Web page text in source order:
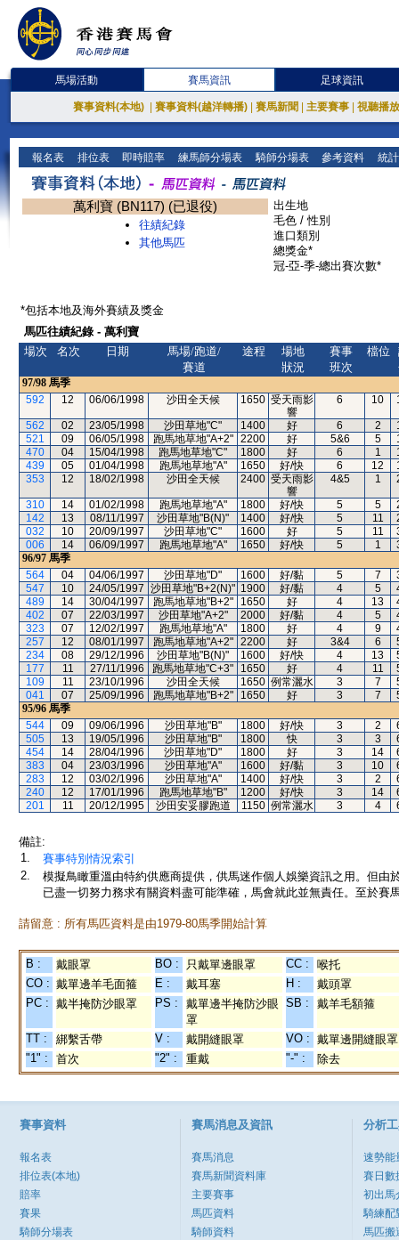
馬場活動 賽馬資訊 足球資訊
賽事資料(本地) 賽事資料(越洋轉播) 賽馬新聞 主要賽事 視聽播
報名表 排位表 即時賠率 練馬師分場表 騎師分場表 參考資料 統
萬利寶 (BN117) (已退役)
往績紀錄
其他馬匹
出生地
毛色 / 性別
進口類別
總獎金*
冠-亞-季-總出賽次數*
*包括本地及海外賽績及獎金
馬匹往績紀錄 - 萬利寶
場次
名次 日期
馬場/跑道/
賽道
途程
場地
狀況
賽事
班次
檔位
97/98 馬季
592
12 06/06/1998 沙田全天候 1650 受天雨影
響
6 10
562 02 23/05/1998 沙田草地"C" 1400 好 6 2
521
09 06/05/1998 跑馬地草地"A+2" 2200 好 5&6 5
470
04 15/04/1998 跑馬地草地"C" 1800 好 6 1
439
05 01/04/1998 跑馬地草地"A" 1650 好/快 6 12
353
12 18/02/1998 沙田全天候 2400 受天雨影
響
4&5 1
310 14 01/02/1998 跑馬地草地"A" 1800 好/快 5 5
142
13 08/11/1997 沙田草地"B(N)" 1400 好/快 5 11
032
10 20/09/1997 沙田草地"C" 1600 好 5 11
006
14 06/09/1997 跑馬地草地"A" 1650 好/快 5 1
96/97 馬季
564
04 04/06/1997 沙田草地"D" 1600 好/黏 5 7
547
10 24/05/1997 沙田草地"B+2(N)" 1900 好/黏 4 5
489
14 30/04/1997 跑馬地草地"B+2" 1650 好 4 13
402
07 22/03/1997 沙田草地"A+2" 2000 好/黏 4 5
323
07 12/02/1997 跑馬地草地"A" 1800 好 4 9
257
12 08/01/1997 跑馬地草地"A+2" 2200 好 3&4 6
234
08 29/12/1996 沙田草地"B(N)" 1600 好/快 4 13
177
11 27/11/1996 跑馬地草地"C+3" 1650 好 4 11
109
11 23/10/1996 沙田全天候 1650 例常灑水 3 7
041
07 25/09/1996 跑馬地草地"B+2" 1650 好 3 7
95/96 馬季
544
09 09/06/1996 沙田草地"B" 1800 好/快 3 2
505
13 19/05/1996 沙田草地"B" 1800 快 3 3
454
14 28/04/1996 沙田草地"D" 1800 好 3 14
383
04 23/03/1996 沙田草地"A" 1600 好/黏 3 10
283
12 03/02/1996 沙田草地"A" 1400 好/快 3 2
240
12 17/01/1996 跑馬地草地"B" 1200 好/快 3 14
201
11 20/12/1995 沙田安妥膠跑道 1150 例常灑水 3 4
備註:
1.
賽事特別情況索引
2.
模擬鳥瞰重溫由特約供應商提供，供馬迷作個人娛樂資訊之用。但
已盡一切努力務求有關資料盡可能準確，馬會就此並無責任。至於賽
請留意 : 所有馬匹資料是由1979-80馬季開始計算
B : 戴眼罩 BO : 只戴單邊眼罩 CC :
喉托
CO : 戴單邊羊毛面箍 E : 戴耳塞 H :
戴頭罩
PC : 戴半掩防沙眼罩 PS :
戴單邊半掩防沙眼
罩
SB : 戴羊毛額箍
TT : 綁繫舌帶 V : 戴開縫眼罩 VO : 戴單邊開縫眼罩
"1" :
首次 "2" : 重戴 "-" : 除去
賽事資料
報名表
排位表(本地)
賠率
賽果
騎師分場表
賽馬消息及資訊
賽馬消息
賽馬新聞資料庫
主要賽事
馬匹資料
騎師資料
分析
速勢能
賽日數
初出馬
騎練配
馬匹搬